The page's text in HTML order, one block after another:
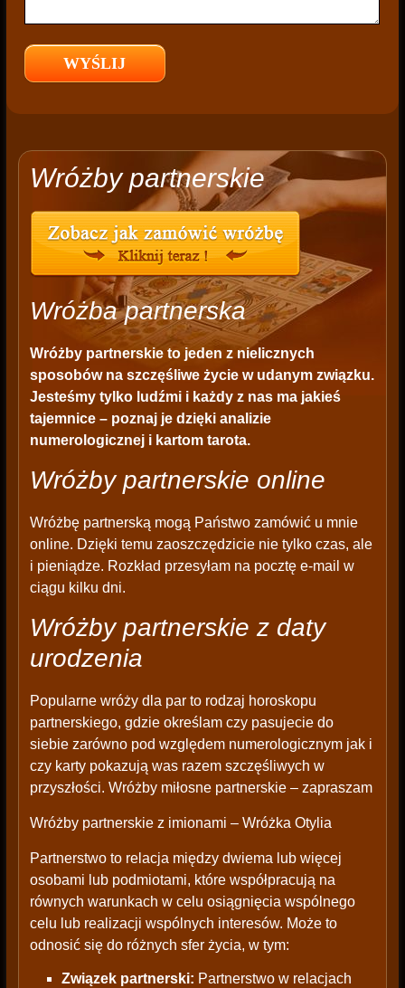
Wróżby partnerskie
Wróżba partnerska
Wróżby partnerskieto jeden z nielicznych
sposobów na szczęśliwe życie w udanym związku.
Jesteśmy tylko ludźmi i każdy z nas ma jakieś
tajemnice – poznaj je dzięki analizie
numerologicznej i kartom tarota.
Wróżby partnerskie online
Wróżbę partnerską mogą Państwo zamówić u mnie
online. Dzięki temu zaoszczędzicie nie tylko czas, ale
i pieniądze. Rozkład przesyłam na pocztę e-mail w
ciągu kilku dni.
Wróżby partnerskie z daty
urodzenia
Popularne wróży dla par to rodzaj horoskopu
partnerskiego, gdzie określam czy pasujecie do
siebie zarówno pod względem numerologicznym jak i
czy karty pokazują was razem szczęśliwych w
przyszłości. Wróżby miłosne partnerskie – zapraszam
Wróżby partnerskie z imionami – Wróżka Otylia
Partnerstwo to relacja między dwiema lub więcej
osobami lub podmiotami, które współpracują na
równych warunkach w celu osiągnięcia wspólnego
celu lub realizacji wspólnych interesów. Może to
odnosić się do różnych sfer życia, w tym:
Związek partnerski: Partnerstwo w relacjach